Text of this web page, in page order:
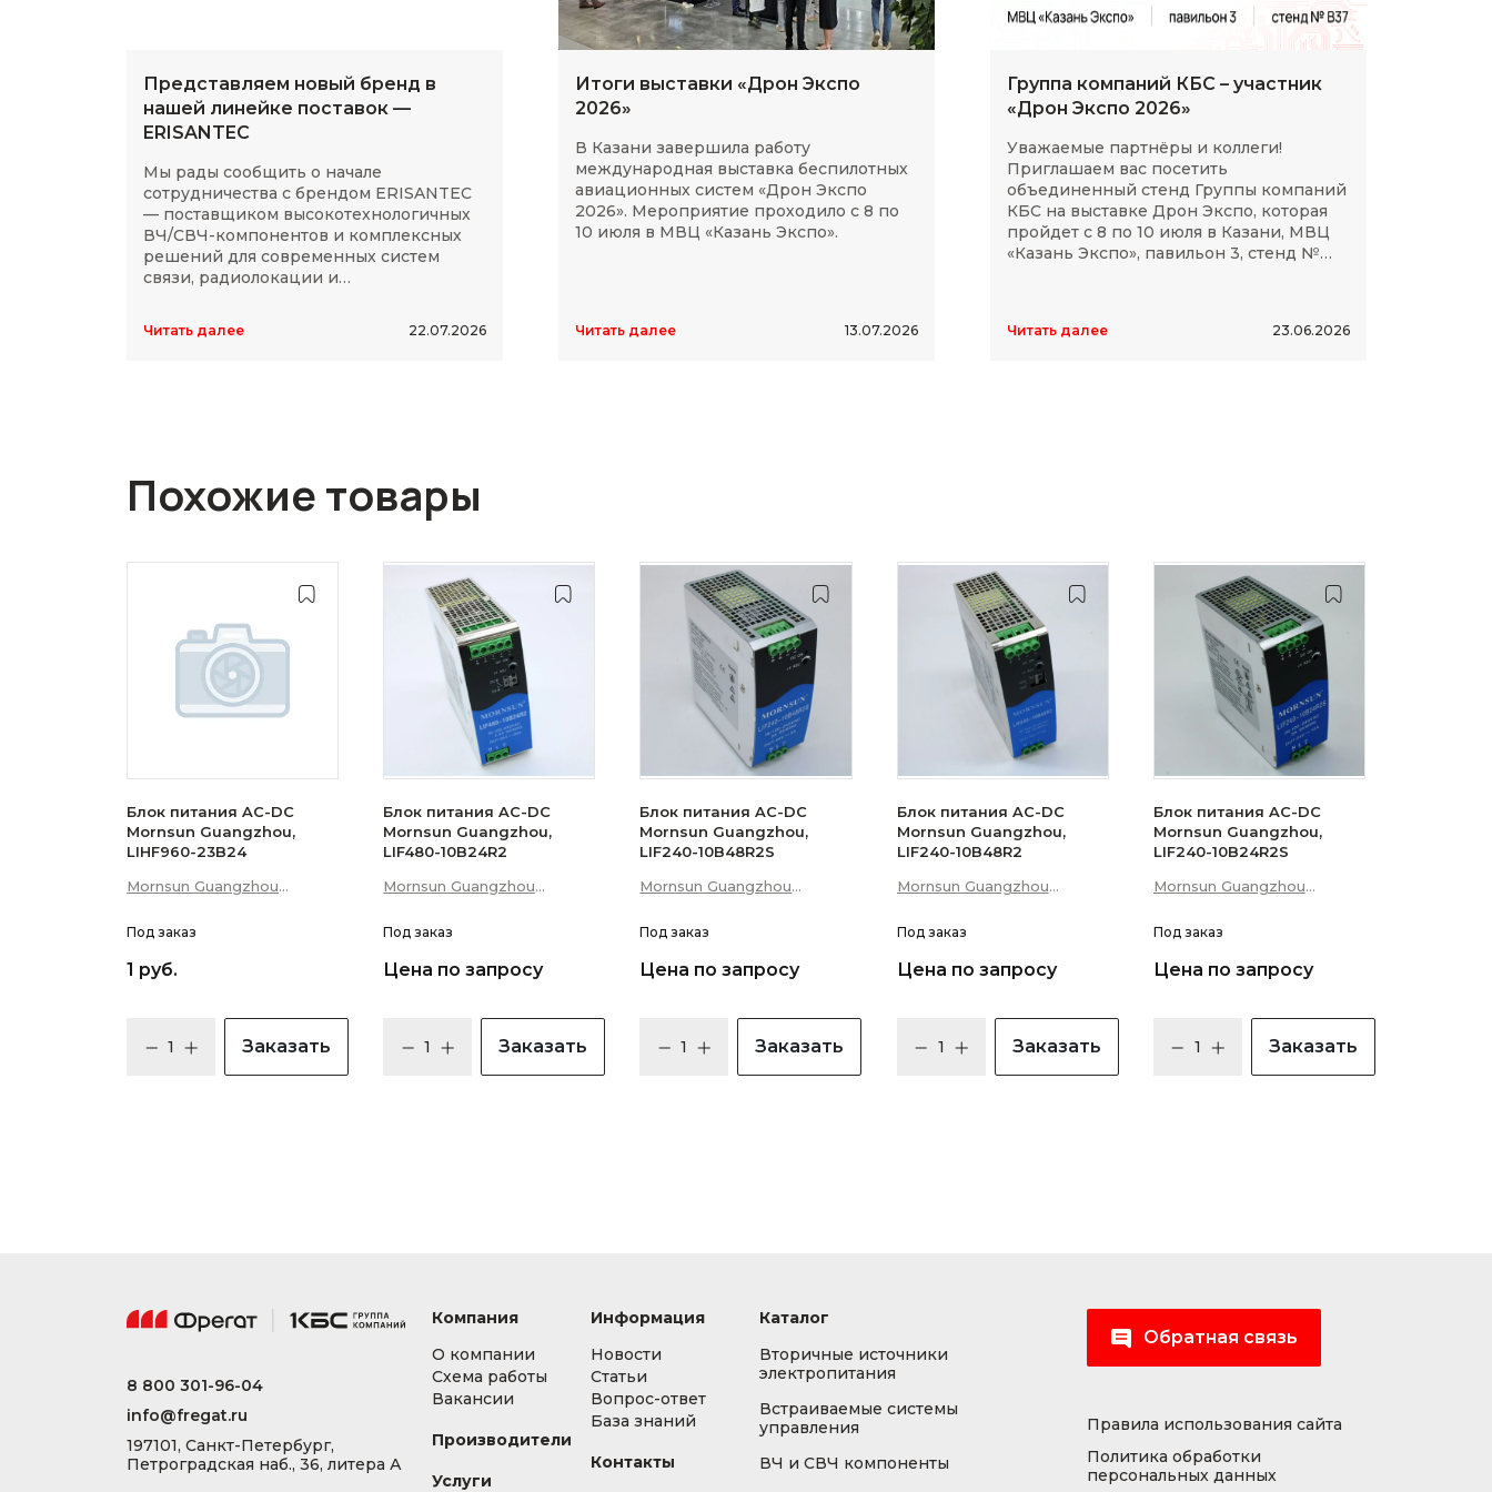
Представляем новый бренд в
нашей линейке поставок —
ERISANTEC
Мы рады сообщить о начале
сотрудничества с брендом ERISANTEC
— поставщиком высокотехнологичных
ВЧ/СВЧ-компонентов и комплексных
решений для современных систем
связи, радиолокации и
Читать далее 22.07.2026
Итоги выставки «Дрон Экспо
2026»
В Казани завершила работу
международная выставка беспилотных
авиационных систем «Дрон Экспо
2026». Мероприятие проходило с 8 по
10 июля в МВЦ «Казань Экспо».
Читать далее 13.07.2026
Группа компаний КБС – участник
«Дрон Экспо 2026»
Уважаемые партнёры и коллеги!
Приглашаем вас посетить
объединенный стенд Группы компаний
КБС на выставке Дрон Экспо, которая
пройдет с 8 по 10 июля в Казани, МВЦ
«Казань Экспо», павильон 3, стенд №
Читать далее 23.06.2026
Похожие товары
Блок питания AC-DC
Mornsun Guangzhou,
LIHF960-23B24
Mornsun Guangzhou
Co., Ltd
Под заказ
1 руб.
Заказать
Блок питания AC-DC
Mornsun Guangzhou,
LIF480-10B24R2
Mornsun Guangzhou
Co., Ltd
Под заказ
Цена по запросу
Заказать
Блок питания AC-DC
Mornsun Guangzhou,
LIF240-10B48R2S
Mornsun Guangzhou
Co., Ltd
Под заказ
Цена по запросу
Заказать
Блок питания AC-DC
Mornsun Guangzhou,
LIF240-10B48R2
Mornsun Guangzhou
Co., Ltd
Под заказ
Цена по запросу
Заказать
Блок питания AC-DC
Mornsun Guangzhou,
LIF240-10B24R2S
Mornsun Guangzhou
Co., Ltd
Под заказ
Цена по запросу
Заказать
8 800 301-96-04
info@fregat.ru
197101, Санкт-Петербург,
Петроградская наб., 36, литера А
Компания
О компании
Схема работы
Вакансии
Производители
Услуги
Информация
Новости
Статьи
Вопрос-ответ
База знаний
Контакты
Каталог
Вторичные источники
электропитания
Встраиваемые системы
управления
ВЧ и СВЧ компоненты
Обратная связь
Правила использования сайта
Политика обработки
персональных данных